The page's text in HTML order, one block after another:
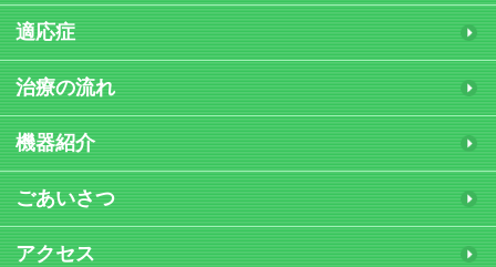
適応症
治療の流れ
機器紹介
ごあいさつ
アクセス